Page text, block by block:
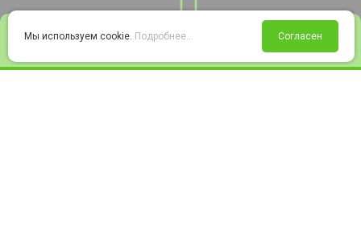
Войти Избранное Корзина
Мы используем cookie. Подробнее... Согласен